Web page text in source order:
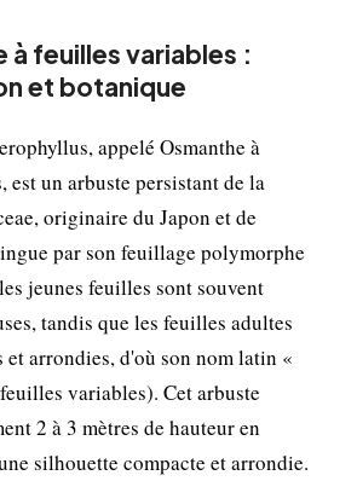
à feuilles variables :
et botanique
appelé Osmanthe à
est un arbuste persistant de la
originaire du Japon et de
par son feuillage polymorphe
jeunes feuilles sont souvent
tandis que les feuilles adultes
et arrondies, d'où son nom latin «
variables). Cet arbuste
2 à 3 mètres de hauteur en
silhouette compacte et arrondie.